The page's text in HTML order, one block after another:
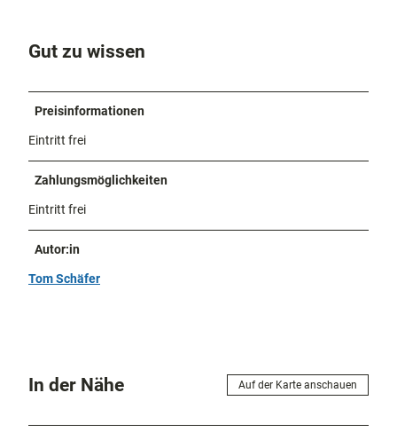
Gut zu wissen
Preisinformationen
Eintritt frei
Zahlungsmöglichkeiten
Eintritt frei
Autor:in
Tom Schäfer
In der Nähe Auf der Karte anschauen